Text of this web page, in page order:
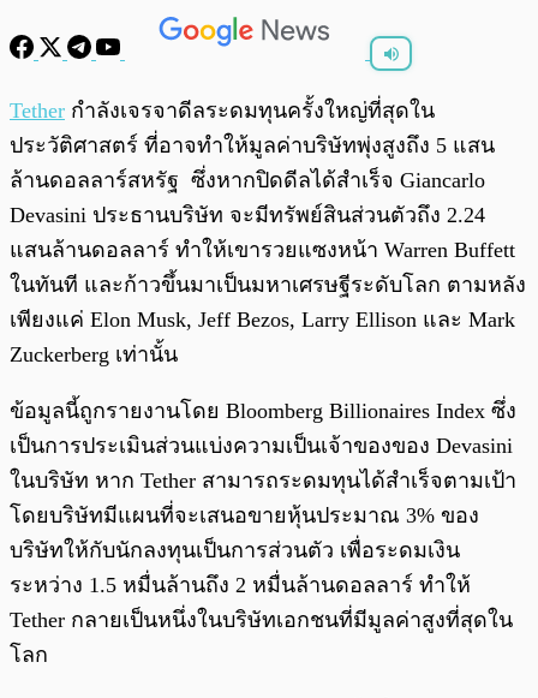
พร้อมเล่น 0:00
Tether กำลังเจรจาดีลระดมทุนครั้งใหญ่ที่สุดใน
ประวัติศาสตร์ ที่อาจทำให้มูลค่าบริษัทพุ่งสูงถึง 5 แสน
ล้านดอลลาร์สหรัฐ ซึ่งหากปิดดีลได้สำเร็จ Giancarlo
Devasini ประธานบริษัท จะมีทรัพย์สินส่วนตัวถึง 2.24
แสนล้านดอลลาร์ ทำให้เขารวยแซงหน้า Warren Buffett
ในทันที และก้าวขึ้นมาเป็นมหาเศรษฐีระดับโลก ตามหลัง
เพียงแค่ Elon Musk, Jeff Bezos, Larry Ellison และ Mark
Zuckerberg เท่านั้น
ข้อมูลนี้ถูกรายงานโดย Bloomberg Billionaires Index ซึ่ง
เป็นการประเมินส่วนแบ่งความเป็นเจ้าของของ Devasini
ในบริษัท หาก Tether สามารถระดมทุนได้สำเร็จตามเป้า
โดยบริษัทมีแผนที่จะเสนอขายหุ้นประมาณ 3% ของ
บริษัทให้กับนักลงทุนเป็นการส่วนตัว เพื่อระดมเงิน
ระหว่าง 1.5 หมื่นล้านถึง 2 หมื่นล้านดอลลาร์ ทำให้
Tether กลายเป็นหนึ่งในบริษัทเอกชนที่มีมูลค่าสูงที่สุดใน
โลก